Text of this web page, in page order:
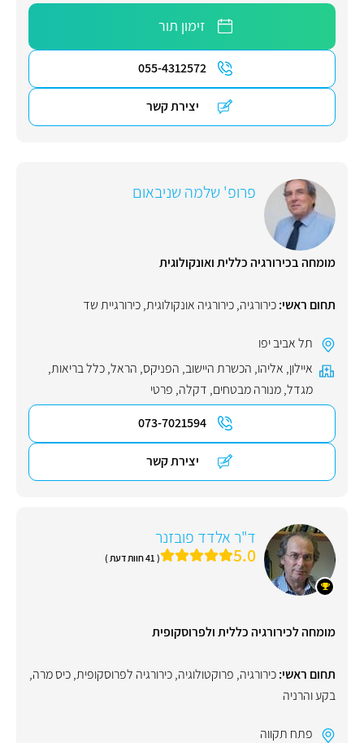
זימון תור
055-4312572
יצירת קשר
פרופ' שלמה שניבאום
מומחה בכירורגיה כללית ואונקולוגית
תחום ראשי:כירורגיה,כירורגיה אונקולוגית,כירורגיית שד
תל אביב יפו
איילון, אליהו, הכשרת היישוב, הפניקס, הראל,כלל בריאות,
מגדל,מנורה מבטחים, דקלה, פרטי
073-7021594
יצירת קשר
ד"ר אלדד פובזנר
5.0 ( 41 חוות דעת )
מומחה לכירורגיה כללית ולפרוסקופית
תחום ראשי:כירורגיה, פרוקטולוגיה,כירורגיה לפרוסקופית,כיס מרה,
בקע והרניה
פתח תקווה